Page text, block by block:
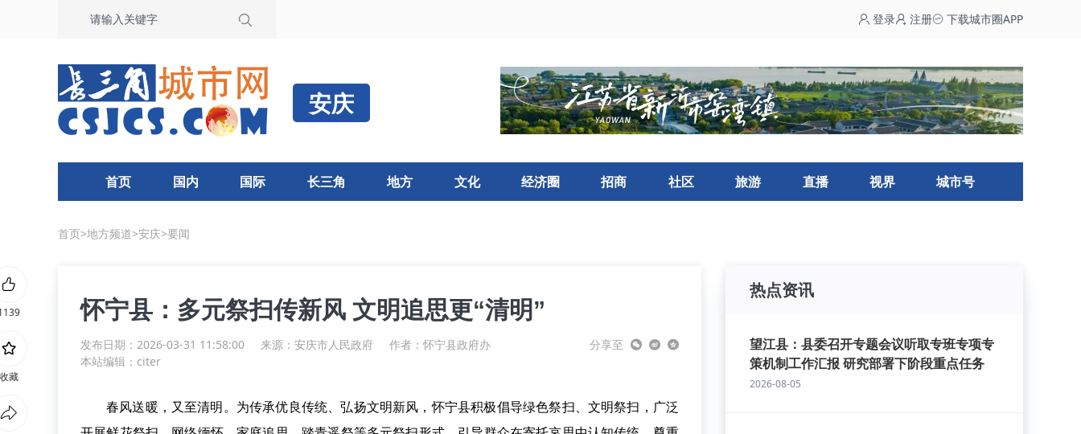
登录 注册 下载城市圈APP
安庆
首页 国内 国际 长三角 地方 文化 经济圈 招商 社区 旅游 直播 视界 城市号
首页>地方频道>安庆>要闻
怀宁县：多元祭扫传新风 文明追思更“清明”
发布日期：2026-03-31 11:58:00 来源： 安庆市人民政府
作者：怀宁县政府办
本站编辑：citer
分享至
春风送暖，又至清明。为传承优良传统、弘扬文明新风，怀宁县积极倡导绿色祭扫、文明祭扫，广泛
热点资讯
望江县：县委召开专题会议听取专班专项专
策机制工作汇报 研究部署下阶段重点任务
2026-08-05
收藏